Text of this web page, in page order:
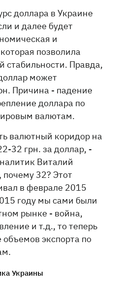
доллара в Украине
и далее будет
и
позволила
стабильности. Правда,
может
Причина - падение
доллара по
валютам.
валютный коридор на
32 грн. за доллар, -
Виталий
32? Этот
в феврале 2015
году мы сами были
рынке - война,
и т.д., то теперь
экспорта по
Украины